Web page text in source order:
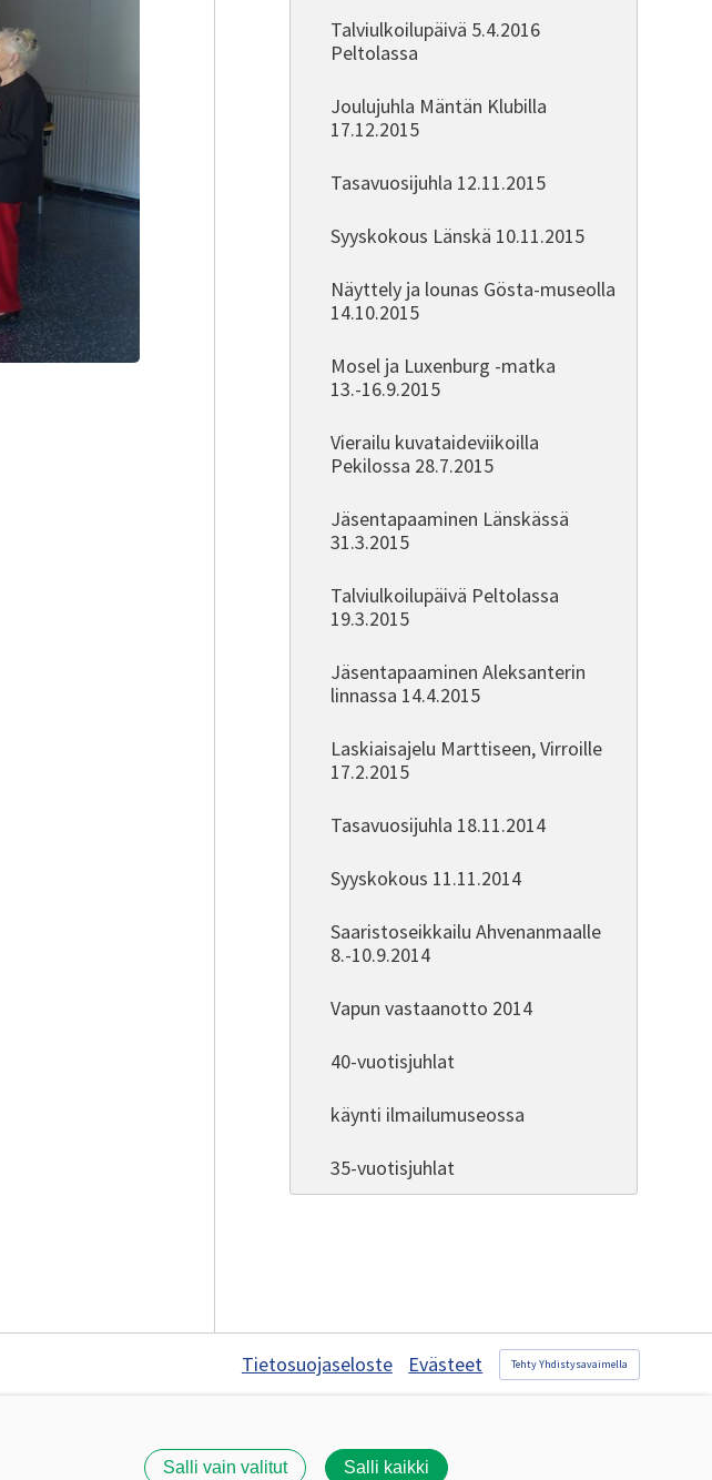
Talviulkoilupäivä 5.4.2016
Peltolassa
Joulujuhla Mäntän Klubilla
17.12.2015
Tasavuosijuhla 12.11.2015
Syyskokous Länskä 10.11.2015
Näyttely ja lounas Gösta-museolla
14.10.2015
Mosel ja Luxenburg -matka
13.-16.9.2015
Vierailu kuvataideviikoilla
Pekilossa 28.7.2015
Jäsentapaaminen Länskässä
31.3.2015
Talviulkoilupäivä Peltolassa
19.3.2015
Jäsentapaaminen Aleksanterin
linnassa 14.4.2015
Laskiaisajelu Marttiseen, Virroille
17.2.2015
Tasavuosijuhla 18.11.2014
Syyskokous 11.11.2014
Saaristoseikkailu Ahvenanmaalle
8.-10.9.2014
Vapun vastaanotto 2014
40-vuotisjuhlat
käynti ilmailumuseossa
35-vuotisjuhlat
Tietosuojaseloste Evästeet Tehty Yhdistysavaimella
Salli vain valitut Salli kaikki